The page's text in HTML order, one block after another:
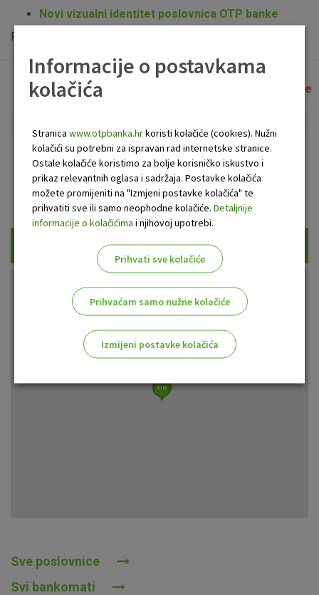
Novi vizualni identitet poslovnica OTP banke
Popis uplatno-isplatnih bankomata možete vidjeti
Lista poslovnica i bankomata Očisti filtere
Bankomat Poslovnica
Prikaži samo uplatne bankomate
Sve poslovnice
Svi bankomati
Informacije o postavkama
kolačića
Stranica www.otpbanka.hrkoristi kolačiće (cookies). Nužni
kolačići su potrebni za ispravan rad internetske stranice.
Ostale kolačiće koristimo za bolje korisničko iskustvo i
prikaz relevantnih oglasa i sadržaja. Postavke kolačića
možete promijeniti na "Izmjeni postavke kolačića" te
prihvatiti sve ili samo neophodne kolačiće. Detaljnije
informacije o kolačićima i njihovoj upotrebi.
Prihvati sve kolačiće
Prihvaćam samo nužne kolačiće
Izmijeni postavke kolačića